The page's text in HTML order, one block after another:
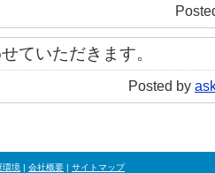
ていただきます。
Posted by
環境 | 会社概要 | サイトマップ